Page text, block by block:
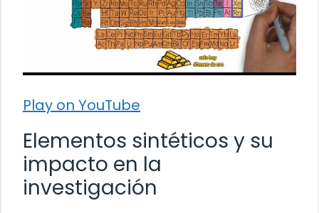
Play on YouTube
Elementos sintéticos y su
impacto en la
investigación